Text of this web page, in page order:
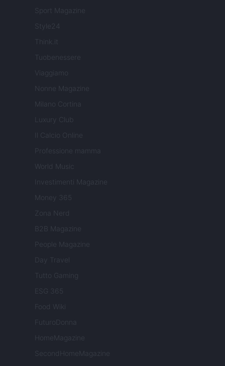
Sport Magazine
Style24
Think.it
Tuobenessere
Viaggiamo
Nonne Magazine
Milano Cortina
Luxury Club
Il Calcio Online
Professione mamma
World Music
Investimenti Magazine
Money 365
Zona Nerd
B2B Magazine
People Magazine
Day Travel
Tutto Gaming
ESG 365
Food Wiki
FuturoDonna
HomeMagazine
SecondHomeMagazine